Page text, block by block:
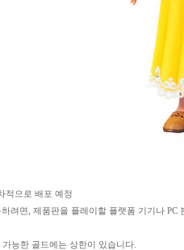
적으로 배포 예정
려면, 제품판을 플레이할 플랫폼 기기나
능한 골드에는 상한이 있습니다.